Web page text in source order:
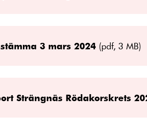
3 mars 2024 (pdf, 3 MB)
Strängnäs Rödakorskrets